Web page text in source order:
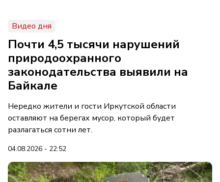
Видео дня
Почти 4,5 тысячи нарушений
природоохранного
законодательства выявили на
Байкале
Нередко жители и гости Иркутской области
оставляют на берегах мусор, который будет
разлагаться сотни лет.
04.08.2026 - 22:52